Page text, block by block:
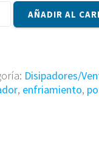
AÑADIR AL
Disipadores/
, enfriamiento,